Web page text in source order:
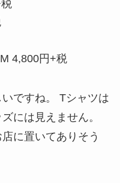
4,800円+税
ですね。 Tシャツは
には見えません。
に置いてありそう